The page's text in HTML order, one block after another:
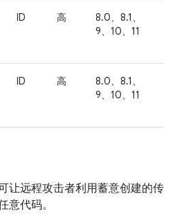
ID 高
8.0、8.1、
9、10、11
ID 高
8.0、8.1、
9、10、11
让远程攻击者利用蓄意创建的传
意代码。